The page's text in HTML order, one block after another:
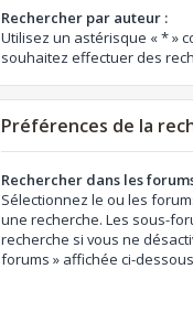
Rechercher par auteur :
Utilisez un astérisque « * »
souhaitez effectuer des
Préférences de la
Rechercher dans les
Sélectionnez le ou les
une recherche. Les sous-
recherche si vous ne
forums » affichée ci-